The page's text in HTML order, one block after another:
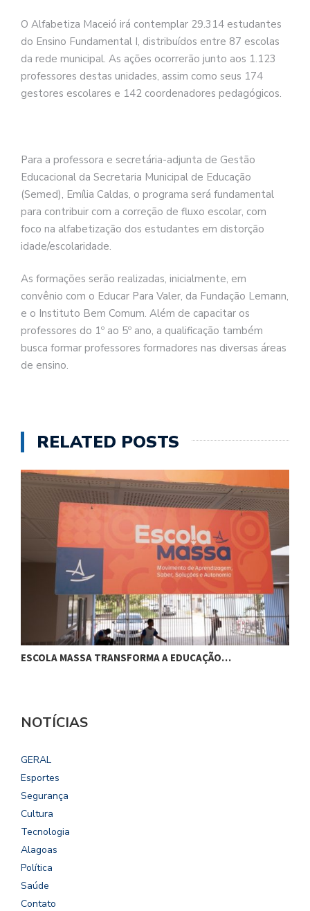
O Alfabetiza Maceió irá contemplar 29.314 estudantes
do Ensino Fundamental I, distribuídos entre 87 escolas
da rede municipal. As ações ocorrerão junto aos 1.123
professores destas unidades, assim como seus 174
gestores escolares e 142 coordenadores pedagógicos.
Para a professora e secretária-adjunta de Gestão
Educacional da Secretaria Municipal de Educação
(Semed), Emília Caldas, o programa será fundamental
para contribuir com a correção de fluxo escolar, com
foco na alfabetização dos estudantes em distorção
idade/escolaridade.
As formações serão realizadas, inicialmente, em
convênio com o Educar Para Valer, da Fundação Lemann,
e o Instituto Bem Comum. Além de capacitar os
professores do 1º ao 5º ano, a qualificação também
busca formar professores formadores nas diversas áreas
de ensino.
RELATED POSTS
ESCOLA MASSA TRANSFORMA A EDUCAÇÃO…
NOTÍCIAS
GERAL
Esportes
Segurança
Cultura
Tecnologia
Alagoas
Política
Saúde
Contato